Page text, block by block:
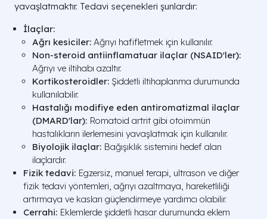
yavaşlatmaktır. Tedavi seçenekleri şunlardır:
İlaçlar:
Ağrı kesiciler: Ağrıyı hafifletmek için kullanılır.
Non-steroid antiinflamatuar ilaçlar (NSAID'ler):
Ağrıyı ve iltihabı azaltır.
Kortikosteroidler: Şiddetli iltihaplanma durumunda
kullanılabilir.
Hastalığı modifiye eden antiromatizmal ilaçlar
(DMARD'lar): Romatoid artrit gibi otoimmün
hastalıkların ilerlemesini yavaşlatmak için kullanılır.
Biyolojik ilaçlar: Bağışıklık sistemini hedef alan
ilaçlardır.
Fizik tedavi: Egzersiz, manuel terapi, ultrason ve diğer
fizik tedavi yöntemleri, ağrıyı azaltmaya, hareketliliği
artırmaya ve kasları güçlendirmeye yardımcı olabilir.
Cerrahi: Eklemlerde şiddetli hasar durumunda eklem